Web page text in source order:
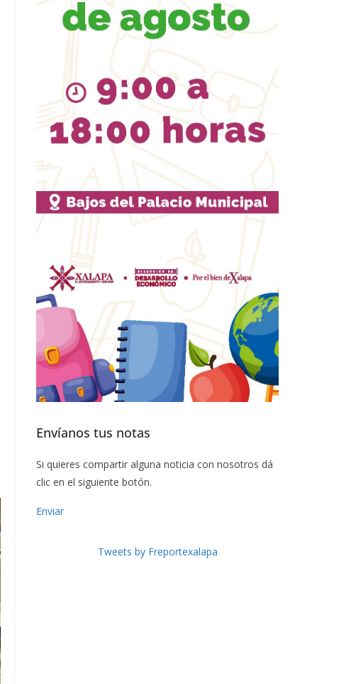
Envíanos tus notas
Si quieres compartir alguna noticia con nosotros dá
clic en el siguiente botón.
Enviar
Tweets by Freportexalapa